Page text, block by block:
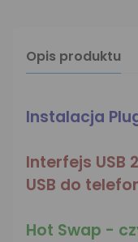
Opis produktu
Instalacja
Interfejs USB
USB do
Hot Swap -